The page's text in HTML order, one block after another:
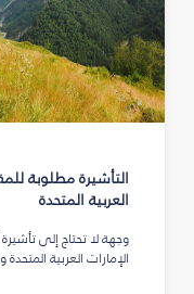
التأشيرة مطلوبة
العربية المتحدة
وجهة لا تحتاج إلى
الإمارات العربية